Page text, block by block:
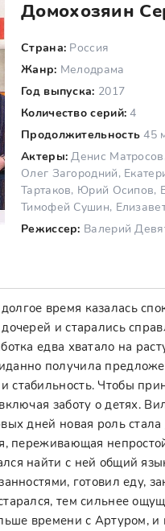
Домохозяин
Страна: Россия
Жанр: Мелодрама
Год выпуска: 2017
Количество серий: 4
Продолжительность 45
Актеры: Денис
Олег Загородний,
Тартаков, Юрий Осипов,
Тимофей Сушин,
Режиссер: Валерий
время казалась
и старались
едва хватало на
получила
стабильность. Чтобы
заботу о детях.
дней новая роль
переживающая
найти с ней общий
готовил еду,
тем сильнее
времени с Артуром,